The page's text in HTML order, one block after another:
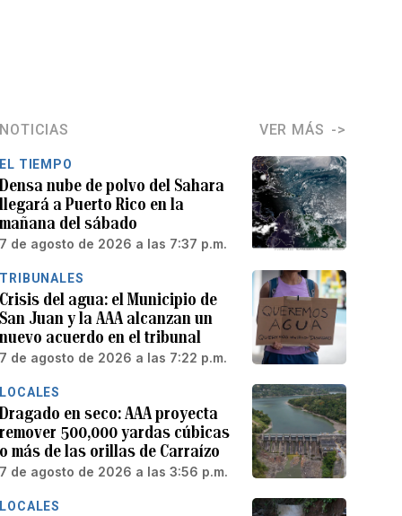
NOTICIAS VER MÁS
EL TIEMPO
Densa nube de polvo del Sahara
llegará a Puerto Rico en la
mañana del sábado
7 de agosto de 2026 a las 7:37 p.m.
TRIBUNALES
Crisis del agua: el Municipio de
San Juan y la AAA alcanzan un
nuevo acuerdo en el tribunal
7 de agosto de 2026 a las 7:22 p.m.
LOCALES
Dragado en seco: AAA proyecta
remover 500,000 yardas cúbicas
o más de las orillas de Carraízo
7 de agosto de 2026 a las 3:56 p.m.
LOCALES